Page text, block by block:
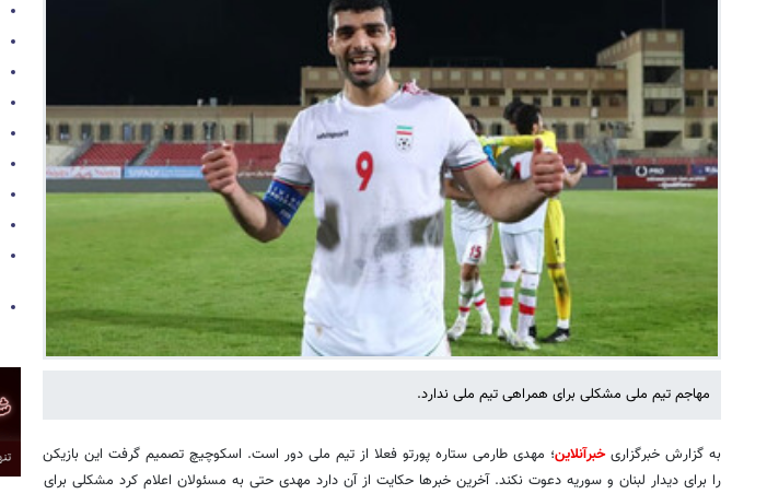
مهاجم تیم ملی مشکلی برای همراهی تیم ملی ندارد.
به گزارش خبرگزاریخبرآنلاین؛ مهدی طارمی ستاره پورتو فعلا از تیم ملی دور است. اسکوچیچ تصمیم گرفت این بازیکن
را برای دیدار لبنان و سوریه دعوت نکند. آخرین خبرها حکایت از آن دارد مهدی حتی به مسئولان اعلام کرد مشکلی برای